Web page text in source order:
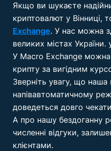
Якщо ви шукаєте
криптовалют у Вінниці,
Exchange. У нас можна
великих містах
У Macro Exchange можна
крипту за вигідним
Зверніть увагу, що
напівавтоматичному
доведеться довго
А про нашу бездоганну
численні відгуки,
клієнтами.